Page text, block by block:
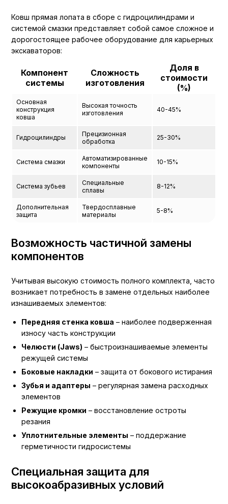
Ковш прямая лопата в сборе с гидроцилиндрами и
системой смазки представляет собой самое сложное и
дорогостоящее рабочее оборудование для карьерных
экскаваторов:
Компонент
системы
Сложность
изготовления
Доля в
стоимости
(%)
Основная
конструкция
ковша
Высокая точность
изготовления
40-45%
Гидроцилиндры
Прецизионная
обработка
25-30%
Система смазки
Автоматизированные
компоненты
10-15%
Система зубьев
Специальные
сплавы
8-12%
Дополнительная
защита
Твердосплавные
материалы
5-8%
Возможность частичной замены
компонентов
Учитывая высокую стоимость полного комплекта, часто
возникает потребность в замене отдельных наиболее
изнашиваемых элементов:
Передняя стенка ковша – наиболее подверженная
износу часть конструкции
Челюсти (Jaws) – быстроизнашиваемые элементы
режущей системы
Боковые накладки – защита от бокового истирания
Зубья и адаптеры – регулярная замена расходных
элементов
Режущие кромки – восстановление остроты
резания
Уплотнительные элементы – поддержание
герметичности гидросистемы
Специальная защита для
высокоабразивных условий